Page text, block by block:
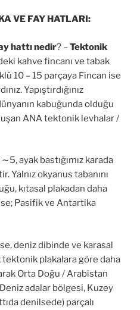
VE FAY HATLARI:
hattınedir? –Tektonik
kahve fincanı ve tabak
10 – 15 parçaya Fincan ise
Yapıştırdığınız
kabuğunda olduğu
ANA tektonik levhalar /
ayak bastığımız karada
Yalnız okyanus tabanını
kıtasal plakadan daha
Pasifik ve Antartika
deniz dibinde ve karasal
plakalara göre daha
Orta Doğu / Arabistan
adalar bölgesi, Kuzey
denilsede) parçalı